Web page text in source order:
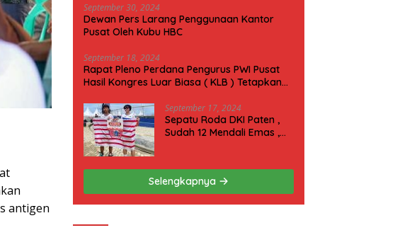
antigen
September 30, 2024
Dewan Pers Larang Penggunaan Kantor
Pusat Oleh Kubu HBC
September 18, 2024
Rapat Pleno Perdana Pengurus PWI Pusat
Hasil Kongres Luar Biasa ( KLB ) Tetapkan
September 17, 2024
Sepatu Roda DKI Paten ,
Sudah 12 Mendali Emas ,
Selengkapnya